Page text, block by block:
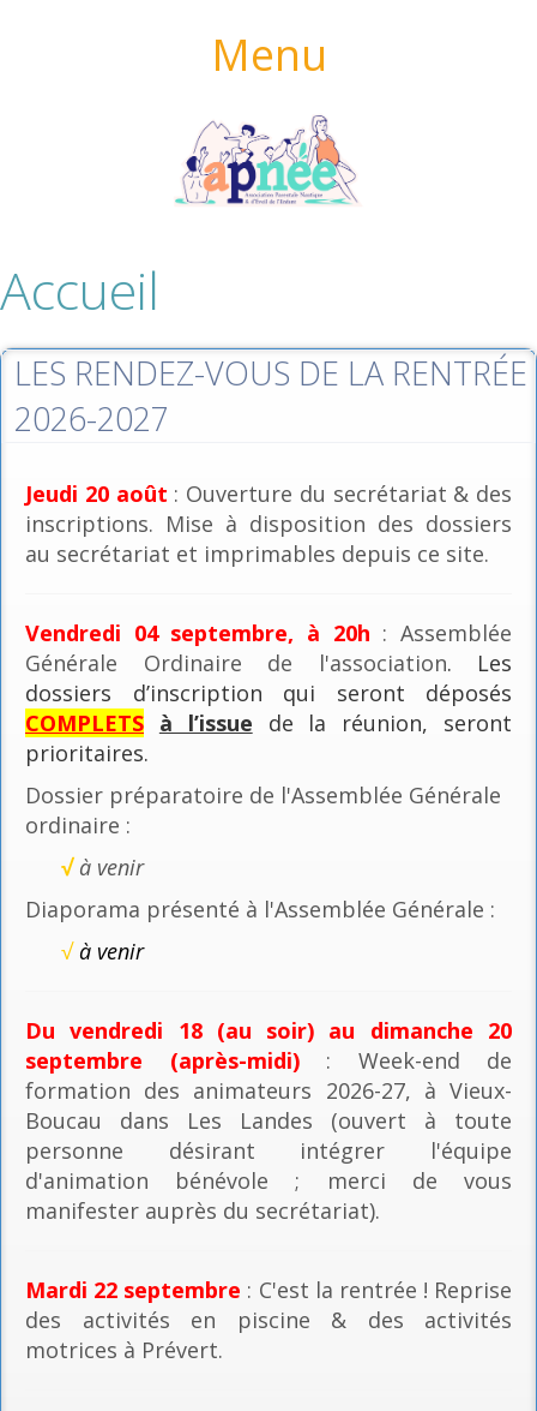
Menu
Accueil
LES RENDEZ-VOUS DE LA RENTRÉE
2026-2027
Jeudi 20 août : Ouverture du secrétariat & des
inscriptions. Mise à disposition des dossiers
au secrétariat et imprimables depuis ce site.
Vendredi 04 septembre, à 20h : Assemblée
Générale Ordinaire de l'association. Les
dossiers d’inscription qui seront déposés
COMPLETS à l’issue de la réunion, seront
prioritaires.
Dossier préparatoire de l'Assemblée Générale
ordinaire :
√ à venir
Diaporama présenté à l'Assemblée Générale :
√à venir
Du vendredi 18 (au soir) au dimanche 20
septembre (après-midi): Week-end de
formation des animateurs 2026-27, à Vieux-
Boucau dans Les Landes (ouvert à toute
personne désirant intégrer l'équipe
d'animation bénévole ; merci de vous
manifester auprès du secrétariat).
Mardi 22 septembre : C'est la rentrée ! Reprise
des activités en piscine & des activités
motrices à Prévert.